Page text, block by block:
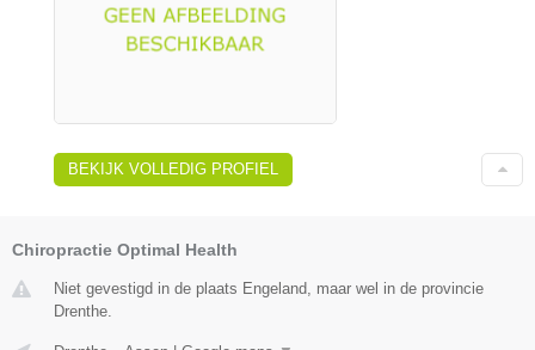
BEKIJK VOLLEDIG PROFIEL
Chiropractie Optimal Health
Niet gevestigd in de plaats Engeland, maar wel in de provincie
Drenthe.